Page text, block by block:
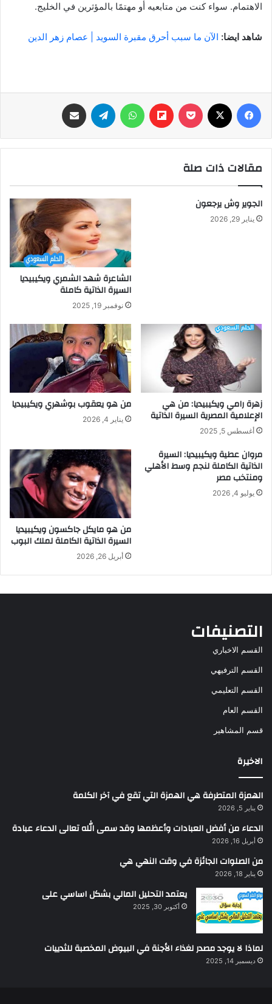
الاهتمام. سواء كنت من متابعيه أو مهتمًا بالمؤثرين في الخليج.
شاهد ايضا: الآن ما سبب أحرق مقبرة السويد | عصام زهر الدين
فيسبوك ‫Pocket
Flipboard واتساب تيلقرام
مقالات ذات صلة
الجوير وش يرجعون
يناير 29, 2026
الشاعرة شهد الشمري ويكيبيديا
السيرة الذاتية كاملة
نوفمبر 19, 2025
زهرة رامي ويكيبيديا: من هي
الإعلامية المصرية السيرة الذاتية
أغسطس 5, 2025
من هو يعقوب بوشهري ويكيبيديا
يناير 4, 2026
مروان عطية ويكيبيديا: السيرة
الذاتية الكاملة لنجم وسط الأهلي
ومنتخب مصر
يوليو 4, 2026
من هو مايكل جاكسون ويكيبيديا
السيرة الذاتية الكاملة لملك البوب
أبريل 26, 2026
التصنيفات
القسم الاخباري
القسم الترفيهي
القسم التعليمي
القسم العام
قسم المشاهير
الاخيرة
الهمزة المتطرفة هي الهمزة التي تقع في آخر الكلمة
يناير 5, 2026
الدعاء من أفضل العبادات وأعظمها وقد سمى الله تعالى الدعاء عبادة
أبريل 16, 2026
من الصلوات الجائزة في وقت النهي هي
يناير 18, 2026
يعتمد التحليل المالي بشكل اساسي على
أكتوبر 30, 2025
لماذا لا يوجد مصدر لغذاء الأجنة في البيوض المخصبة للثدييات
ديسمبر 14, 2025